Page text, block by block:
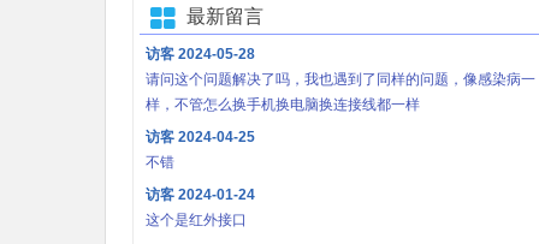
最新留言
访客2024-05-28
请问这个问题解决了吗，我也遇到了同样的问题，像感染病一
样，不管怎么换手机换电脑换连接线都一样
访客2024-04-25
不错
访客2024-01-24
这个是红外接口